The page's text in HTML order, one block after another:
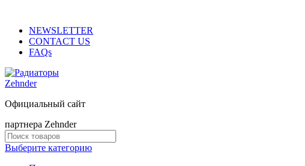
NEWSLETTER
CONTACT US
FAQs
Официальный сайт
партнера Zehnder
Выберите категорию